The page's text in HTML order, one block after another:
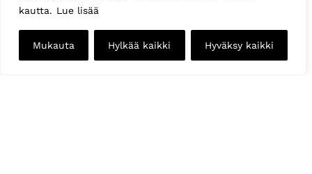
kautta. Lue lisää
Mukauta Hylkää kaikki Hyväksy kaikki